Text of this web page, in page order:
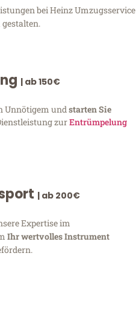
bei Heinz Umzugsservice
| ab 150€
Unnötigem undstarten Sie
zurEntrümpelung
| ab 200€
Expertise im
Ihr wertvolles Instrument